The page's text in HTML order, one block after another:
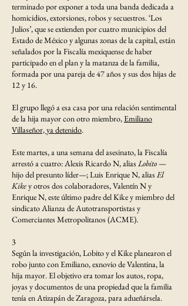
terminado por exponer a toda una banda dedicada a
homicidios, extorsiones, robos y secuestros. ‘Los
Julios’, que se extienden por cuatro municipios del
Estado de México y algunas zonas de la capital, están
señalados por la Fiscalía mexiquense de haber
participado en el plan y la matanza de la familia,
formada por una pareja de 47 años y sus dos hijas de
12 y 16.
El grupo llegó a esa casa por una relación sentimental
de la hija mayor con otro miembro,Emiliano
Villaseñor, ya detenido.
Este martes, a una semana del asesinato, la Fiscalía
arrestó a cuatro: Alexis Ricardo N, alias Lobito—
hijo del presunto líder—; Luis Enrique N, aliasEl
Kikey otros dos colaboradores, Valentín N y
Enrique N, este último padre del Kike y miembro del
sindicato Alianza de Autotransportistas y
Comerciantes Metropolitanos (ACME).
3
Según la investigación, Lobito y el Kike planearon el
robo junto con Emiliano, exnovio de Valentina, la
hija mayor. El objetivo era tomar los autos, ropa,
joyas y documentos de una propiedad que la familia
tenía en Atizapán de Zaragoza, para adueñársela.